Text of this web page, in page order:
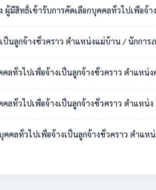
เข้ารับการคัดเลือกบุคคลทั่วไปเพื่อจ้างเป็นลูกจ้าง
นลูกจ้างชั่วคราว ตำแหน่งแม่บ้าน / นักการภ
ลทั่วไปเพื่อจ้างเป็นลูกจ้างชั่วคราว ตำแหน่
คลทั่วไปเพื่อจ้างเป็นลูกจ้างชั่วคราว ตำแหน่
คคลทั่วไปเพื่อจ้างเป็นลูกจ้างชั่วคราว ตำแห